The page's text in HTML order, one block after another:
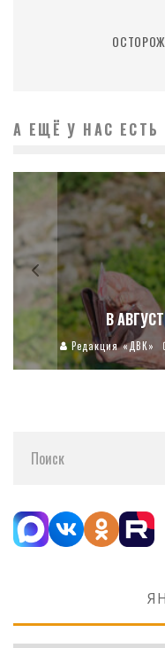
А ЕЩЁ У НАС ЕСТЬ
В
Редакция «ДВК»